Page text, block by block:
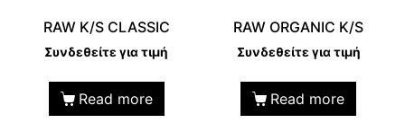
RAW K/S CLASSIC
Συνδεθείτε για τιμή
Read more
RAW ORGANIC K/S
Συνδεθείτε για τιμή
Read more